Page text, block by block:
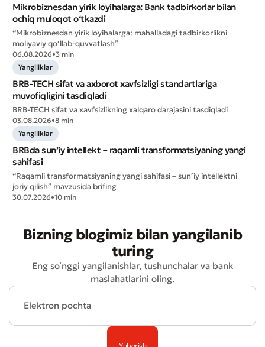
Mikrobiznesdan yirik loyihalarga: Bank tadbirkorlar bilan
ochiq muloqot o‘tkazdi
“Mikrobiznesdan yirik loyihalarga: mahalladagi tadbirkorlikni
moliyaviy qo‘llab-quvvatlash”
06.08.2026•3 min
Yangiliklar
BRB-TECH sifat va axborot xavfsizligi standartlariga
muvofiqligini tasdiqladi
BRB-TECH sifat va xavfsizlikning xalqaro darajasini tasdiqladi
03.08.2026•8 min
Yangiliklar
BRBda sun’iy intellekt – raqamli transformatsiyaning yangi
sahifasi
“Raqamli transformatsiyaning yangi sahifasi – sun’iy intellektni
joriy qilish” mavzusida brifing
30.07.2026•10 min
Bizning blogimiz bilan yangilanib
turing
Eng soʻnggi yangilanishlar, tushunchalar va bank
maslahatlarini oling.